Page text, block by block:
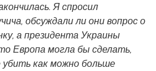
Я спросил
обсуждали ли они вопрос о
а президента Украины
Европа могла бы сделать,
как можно больше